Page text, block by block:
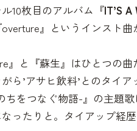
10枚目のアルバム『IT’S A
』というインスト
』と『蘇生』はひとつの
ら’アサヒ飲料’とのタイ
をつなぐ物語-』の主題
ったりと。タイアップ経